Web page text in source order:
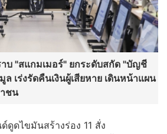
าบ "สแกมเมอร์" ยกระดับสกัด "บัญชี
เร่งรัดคืนเงินผู้เสียหาย เดินหน้าแผน
ชน
ดูดไขมันสร้างร่อง 11 สั่ง